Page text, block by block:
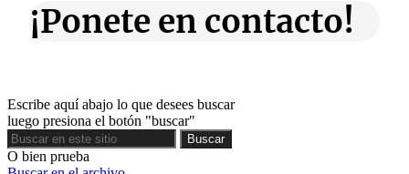
¡Ponete en contacto!
Escribe aquí abajo lo que desees buscar
luego presiona el botón "buscar"
Buscar
Buscar
O bien prueba